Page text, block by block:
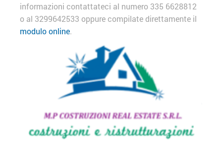
informazioni contattateci al numero 335 6628812
o al 3299642533 oppure compilate direttamente il
modulo online.